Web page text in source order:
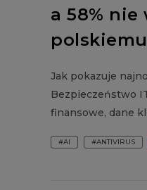
a 58% nie
Jak pokazuje
Bezpieczeństwo
finansowe, dane
#AI #ANTIVIRUS